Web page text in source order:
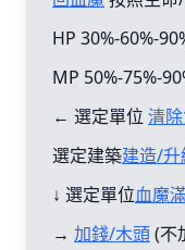
HP 30%-60%-
MP 50%-75%-
← 選定單位 清
選定建築建造/升
↓ 選定單位血魔
→ 加錢/木頭(不